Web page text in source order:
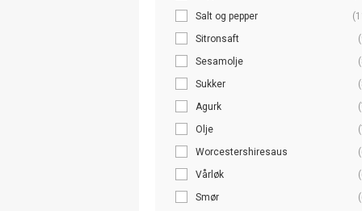
Salt og pepper
Sitronsaft
Sesamolje
Sukker
Agurk
Olje
Worcestershiresaus
Vårløk
Smør